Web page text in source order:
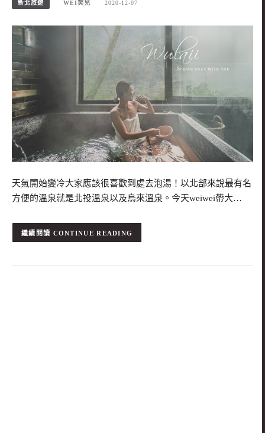
新北旅遊 WEI笑兒 2020-12-07
天氣開始變冷大家應該很喜歡到處去泡湯！以北部來說最有名
方便的溫泉就是北投溫泉以及烏來溫泉。今天weiwei帶大…
CONTINUE READING